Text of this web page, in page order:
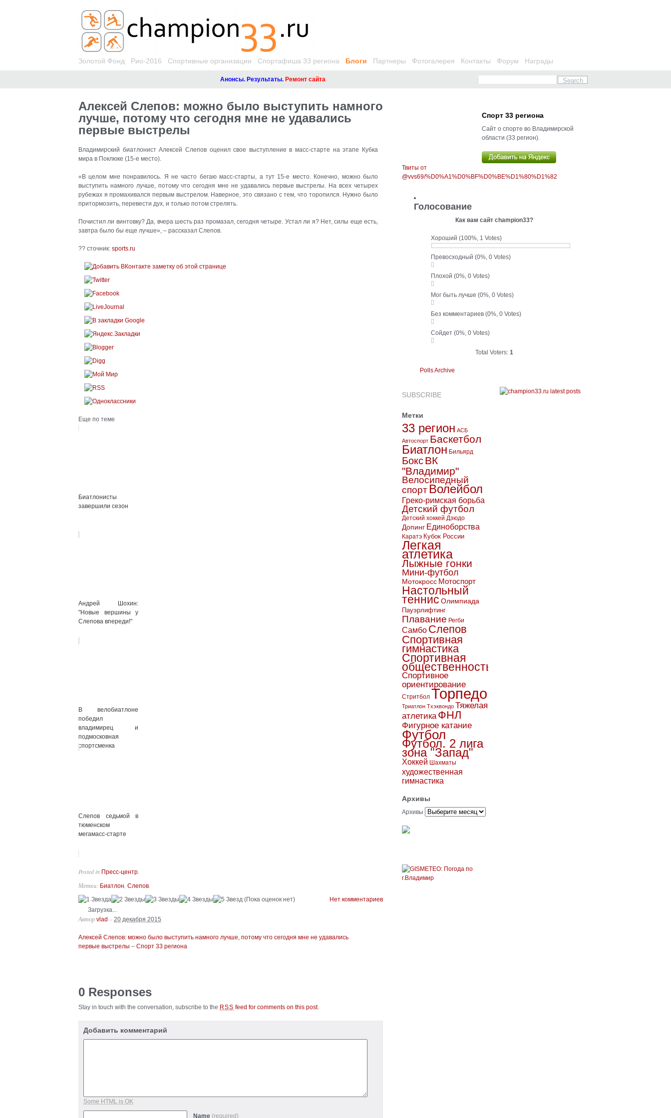
Золотой Фонд Рио-2016 Спортивные организации Спортафиша 33 региона Блоги Партнеры Фотогалерея Контакты Форум Награды
Анонсы. Результаты.Ремонт сайта
Алексей Слепов: можно было выступить намного
лучше, потому что сегодня мне не удавались
первые выстрелы
Владимирский биатлонист Алексей Слепов оценил свое выступление в масс-старте на этапе Кубка
мира в Поклюке (15-е место).
«В целом мне понравилось. Я не часто бегаю масс-старты, а тут 15-е место. Конечно, можно было
выступить намного лучше, потому что сегодня мне не удавались первые выстрелы. На всех четырех
рубежах я промахивался первым выстрелом. Наверное, это связано с тем, что торопился. Нужно было
притормозить, перевести дух, и только потом стрелять.
Почистил ли винтовку? Да, вчера шесть раз промазал, сегодня четыре. Устал ли я? Нет, силы еще есть,
завтра было бы еще лучше», – рассказал Слепов.
?? сточник: sports.ru
Еще по теме
Биатлонисты
завершили сезон
Андрей Шохин:
"Новые вершины у
Слепова впереди!"
В велобиатлоне
победил
владимирец и
подмосковная
спортсменка
Слепов седьмой в
тюменском
мегамасс-старте
Posted in Пресс-центр
Метки: Биатлон Слепов
Нет комментариев
(Пока оценок нет)
Загрузка...
Автор vlad – 20 декабря 2015
Алексей Слепов: можно было выступить намного лучше, потому что сегодня мне не удавались
первые выстрелы – Спорт 33 региона
0 Responses
Stay in touch with the conversation, subscribe to the RSS feed for comments on this post.
Добавить комментарий
Some HTML is OK
Name (required)
Спорт 33 региона
Сайт о спорте во Владимирской
области (33 регион).
Твиты от
@vvs69/%D0%A1%D0%BF%D0%BE%D1%80%D1%82
Голосование
Как вам сайт champion33?
Хороший (100%, 1 Votes)
Превосходный (0%, 0 Votes)
Плохой (0%, 0 Votes)
Мог быть лучше (0%, 0 Votes)
Без комментариев (0%, 0 Votes)
Сойдет (0%, 0 Votes)
Total Voters: 1
Polls Archive
SUBSCRIBE
Метки
33 регион АСБ
Автоспорт Баскетбол
Биатлон Бильярд
БоксВК
"Владимир"
Велосипедный
спорт Волейбол
Греко-римская борьба
Детский футбол
Детский хоккей Дзюдо
Допинг Единоборства
Каратэ Кубок России
Легкая
атлетика
Лыжные гонки
Мини-футбол
Мотокросс Мотоспорт
Настольный
теннис Олимпиада
Пауэрлифтинг
Плавание Регби
Самбо Слепов
Спортивная
гимнастика
Спортивная
общественность
Спортивное
ориентирование
Стритбол Торпедо
Триатлон Тхэквондо Тяжелая
атлетика ФНЛ
Фигурное катание
Футбол
Футбол. 2 лига
зона "Запад"
Хоккей Шахматы
художественная
гимнастика
Архивы
Архивы